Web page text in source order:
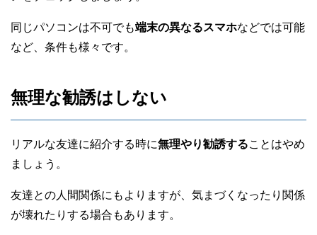
同じパソコンは不可でも端末の異なるスマホなどでは可能
など、条件も様々です。
無理な勧誘はしない
リアルな友達に紹介する時に無理やり勧誘することはやめ
ましょう。
友達との人間関係にもよりますが、気まづくなったり関係
が壊れたりする場合もあります。